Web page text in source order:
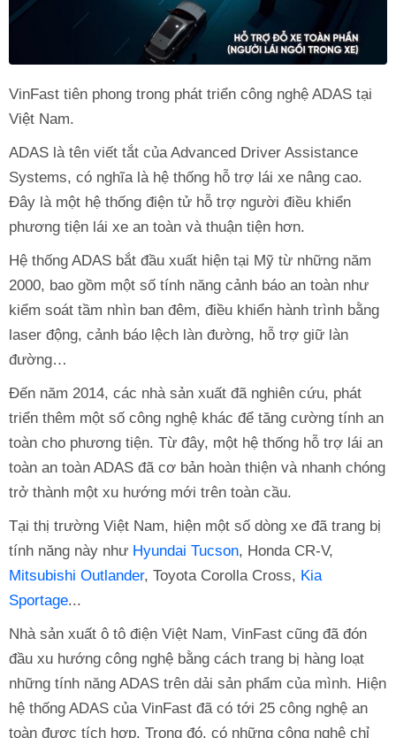
VinFast tiên phong trong phát triển công nghệ ADAS tại
Việt Nam.
ADAS là tên viết tắt của Advanced Driver Assistance
Systems, có nghĩa là hệ thống hỗ trợ lái xe nâng cao.
Đây là một hệ thống điện tử hỗ trợ người điều khiển
phương tiện lái xe an toàn và thuận tiện hơn.
Hệ thống ADAS bắt đầu xuất hiện tại Mỹ từ những năm
2000, bao gồm một số tính năng cảnh báo an toàn như
kiểm soát tầm nhìn ban đêm, điều khiển hành trình bằng
laser động, cảnh báo lệch làn đường, hỗ trợ giữ làn
đường…
Đến năm 2014, các nhà sản xuất đã nghiên cứu, phát
triển thêm một số công nghệ khác để tăng cường tính an
toàn cho phương tiện. Từ đây, một hệ thống hỗ trợ lái an
toàn an toàn ADAS đã cơ bản hoàn thiện và nhanh chóng
trở thành một xu hướng mới trên toàn cầu.
Tại thị trường Việt Nam, hiện một số dòng xe đã trang bị
tính năng này như Hyundai Tucson, Honda CR-V,
Mitsubishi Outlander, Toyota Corolla Cross, Kia
Sportage...
Nhà sản xuất ô tô điện Việt Nam, VinFast cũng đã đón
đầu xu hướng công nghệ bằng cách trang bị hàng loạt
những tính năng ADAS trên dải sản phẩm của mình. Hiện
hệ thống ADAS của VinFast đã có tới 25 công nghệ an
toàn được tích hợp. Trong đó, có những công nghệ chỉ